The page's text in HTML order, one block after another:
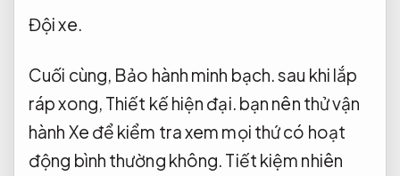
Đội xe.
Cuối cùng, Bảo hành minh bạch. sau khi lắp
ráp xong, Thiết kế hiện đại. bạn nên thử vận
hành Xe để kiểm tra xem mọi thứ có hoạt
động bình thường không. Tiết kiệm nhiên